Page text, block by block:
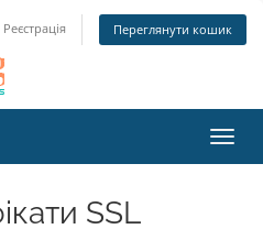
Реєстрація Переглянути кошик
SSL